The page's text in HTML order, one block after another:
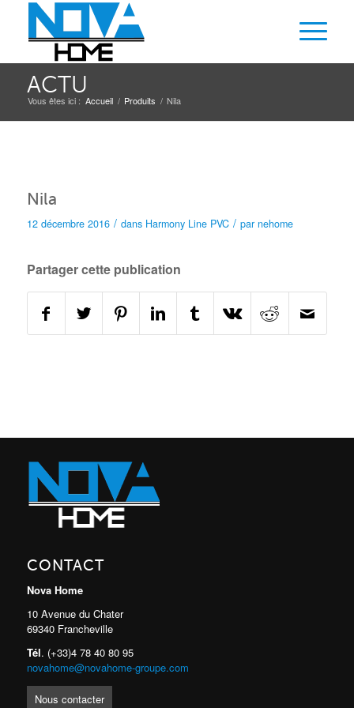
ACTU
Vous êtes ici : Accueil / Produits / Nila
Nila
12 décembre 2016 / dans Harmony Line PVC / par nehome
Partager cette publication
CONTACT
Nova Home
10 Avenue du Chater
69340 Francheville
Tél. (+33)4 78 40 80 95
novahome@novahome-groupe.com
Nous contacter